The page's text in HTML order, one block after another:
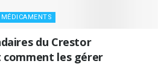
MÉDICAMENTS
du Crestor
les gérer